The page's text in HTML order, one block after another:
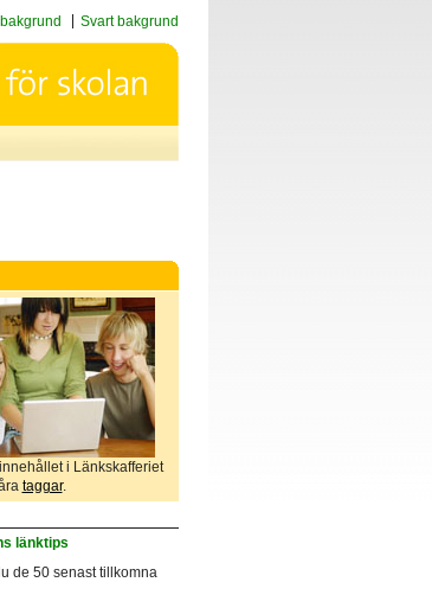
Svart bakgrund
i Länkskafferiet
taggar.
länktips
de 50 senast tillkomna